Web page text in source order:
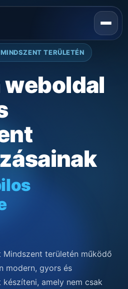
TERÜLETÉN
területén működő
modern, gyors és
amely nem csak